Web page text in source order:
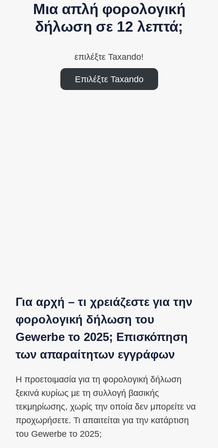
Μια απλή φορολογική
δήλωση σε 12 λεπτά;
επιλέξτε Taxando!
Επιλέξτε Taxando
Για αρχή – τι χρειάζεστε για την
φορολογική δήλωση του
Gewerbe το 2025; Επισκόπηση
των απαραίτητων εγγράφων
Η προετοιμασία για τη φορολογική δήλωση
ξεκινά κυρίως με τη συλλογή βασικής
τεκμηρίωσης, χωρίς την οποία δεν μπορείτε να
προχωρήσετε. Τι απαιτείται για την κατάρτιση
του Gewerbe το 2025;